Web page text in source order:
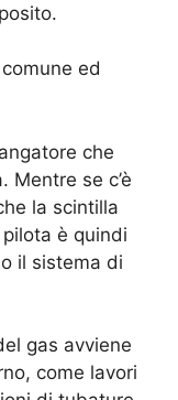
ed
che
Mentre se c’è
la scintilla
è quindi
il sistema di
gas avviene
come lavori